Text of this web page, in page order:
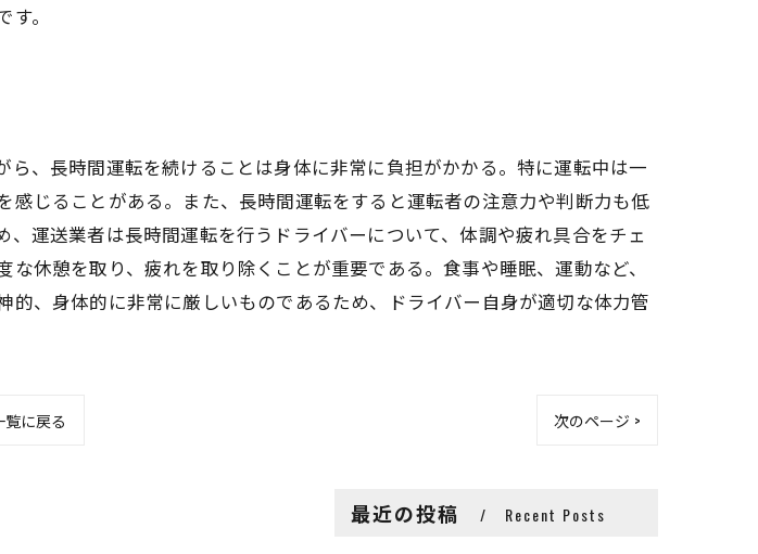
。
、長時間運転を続けることは身体に非常に負担がかかる。特に運転中は一
じることがある。また、長時間運転をすると運転者の注意力や判断力も低
運送業者は長時間運転を行うドライバーについて、体調や疲れ具合をチェ
休憩を取り、疲れを取り除くことが重要である。食事や睡眠、運動など、
、身体的に非常に厳しいものであるため、ドライバー自身が適切な体力管
覧に戻る 次のページ >
最近の投稿 Recent Posts